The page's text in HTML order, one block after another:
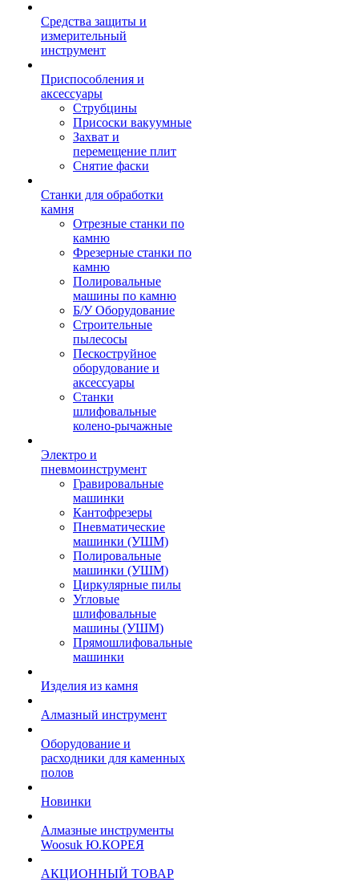
Средства защиты и
измерительный
инструмент
Приспособления и
аксессуары
Струбцины
Присоски вакуумные
Захват и
перемещение плит
Снятие фаски
Станки для обработки
камня
Отрезные станки по
камню
Фрезерные станки по
камню
Полировальные
машины по камню
Б/У Оборудование
Строительные
пылесосы
Пескоструйное
оборудование и
аксессуары
Станки
шлифовальные
колено-рычажные
Электро и
пневмоинструмент
Гравировальные
машинки
Кантофрезеры
Пневматические
машинки (УШМ)
Полировальные
машинки (УШМ)
Циркулярные пилы
Угловые
шлифовальные
машины (УШМ)
Прямошлифовальные
машинки
Изделия из камня
Алмазный инструмент
Оборудование и
расходники для каменных
полов
Новинки
Алмазные инструменты
Woosuk Ю.КОРЕЯ
АКЦИОННЫЙ ТОВАР